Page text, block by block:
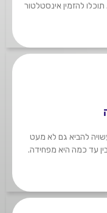
להזמין אינסטלטור
להביא גם לא מעט
עד כמה היא מפחידה.